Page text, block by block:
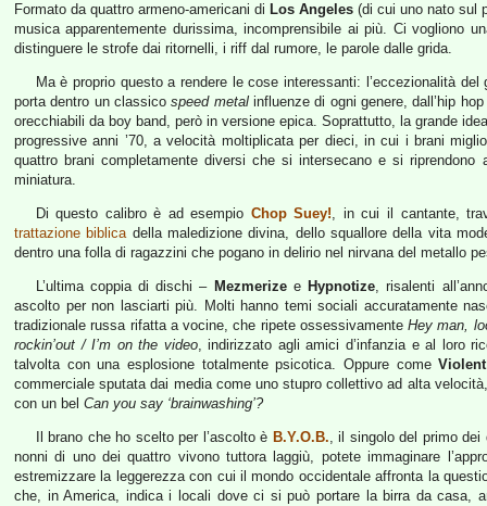
Formato da quattro armeno-americani di Los Angeles (di cui uno nato sul
musica apparentemente durissima, incomprensibile ai più. Ci vogliono
distinguere le strofe dai ritornelli, i riff dal rumore, le parole dalle grida.
Ma è proprio questo a rendere le cose interessanti: l’eccezionalità
porta dentro un classicospeed metalinfluenze di ogni genere, dall’hip
orecchiabili da boy band, però in versione epica. Soprattutto, la grande
progressive anni ’70, a velocità moltiplicata per dieci, in cui i brani
quattro brani completamente diversi che si intersecano e si
miniatura.
Di questo calibro è ad esempio Chop Suey!, in cui il cantante,
trattazione biblicadella maledizione divina, dello squallore della vita
dentro una folla di ragazzini che pogano in delirio nel nirvana del metallo
L’ultima coppia di dischi – Mezmerizee Hypnotize, risalenti
ascolto per non lasciarti più. Molti hanno temi sociali accuratamente
tradizionale russa rifatta a vocine, che ripete ossessivamente Hey man,
rockin’out / I’m on the video, indirizzato agli amici d’infanzia e al loro
talvolta con una esplosione totalmente psicotica. Oppure come
commerciale sputata dai media come uno stupro collettivo ad alta
con un bel Can you say ‘brainwashing’?
Il brano che ho scelto per l’ascolto è B.Y.O.B., il singolo del primo
nonni di uno dei quattro vivono tuttora laggiù, potete immaginare
estremizzare la leggerezza con cui il mondo occidentale affronta la
che, in America, indica i locali dove ci si può portare la birra da casa,